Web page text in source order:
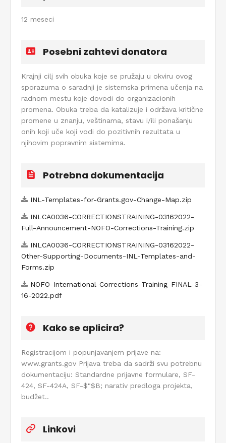
12 meseci
Posebni zahtevi donatora
Krajnji cilj svih obuka koje se pružaju u okviru ovog
sporazuma o saradnji je sistemska primena učenja na
radnom mestu koje dovodi do organizacionih
promena. Obuka treba da katalizuje i održava kritične
promene u znanju, veštinama, stavu i/ili ponašanju
onih koji uče koji vodi do pozitivnih rezultata u
njihovim popravnim sistemima.
Potrebna dokumentacija
INL-Templates-for-Grants.gov-Change-Map.zip
INLCA0036-CORRECTIONSTRAINING-03162022-
Full-Announcement-NOFO-Corrections-Training.zip
INLCA0036-CORRECTIONSTRAINING-03162022-
Other-Supporting-Documents-INL-Templates-and-
Forms.zip
NOFO-International-Corrections-Training-FINAL-3-
16-2022.pdf
Kako se aplicira?
Registracijom i popunjavanjem prijave na:
www.grants.gov Prijava treba da sadrži svu potrebnu
dokumentaciju: Standardne prijavne formulare, SF-
424, SF-424A, SF-$"$B; narativ predloga projekta,
budžet..
Linkovi